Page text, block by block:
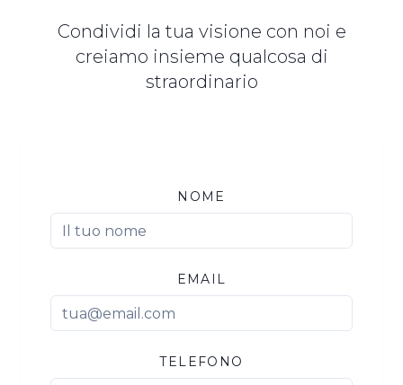
Condividi la tua visione con noi e
creiamo insieme qualcosa di
straordinario
NOME
EMAIL
TELEFONO